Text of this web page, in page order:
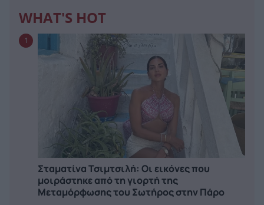
WHAT'S HOT
1
Σταματίνα Τσιμτσιλή: Οι εικόνες που
μοιράστηκε από τη γιορτή της
Μεταμόρφωσης του Σωτήρος στην Πάρο